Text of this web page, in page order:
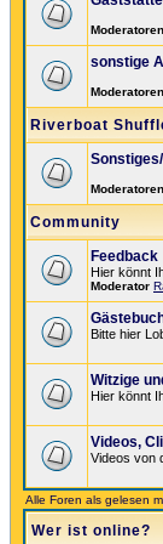
Moderatoren
sonstige
Moderatoren
Riverboat
Moderatoren
Community
Feedback
Hier könnt
Moderator
Bitte hier
Witzige
Hier könnt
Videos,
Videos von
Alle Foren als gelesen
Wer ist online?